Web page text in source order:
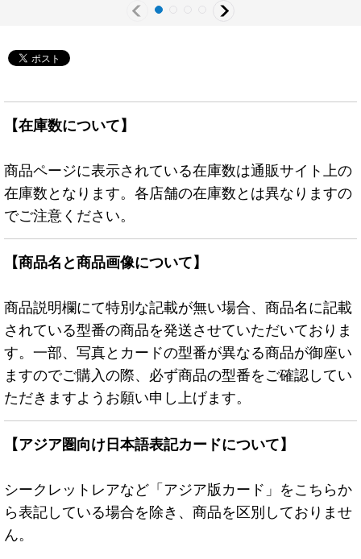
【在庫数について】
商品ページに表示されている在庫数は通販サイト上の
在庫数となります。各店舗の在庫数とは異なりますの
でご注意ください。
【商品名と商品画像について】
商品説明欄にて特別な記載が無い場合、商品名に記載
されている型番の商品を発送させていただいておりま
す。一部、写真とカードの型番が異なる商品が御座い
ますのでご購入の際、必ず商品の型番をご確認してい
ただきますようお願い申し上げます。
【アジア圏向け日本語表記カードについて】
シークレットレアなど「アジア版カード」をこちらか
ら表記している場合を除き、商品を区別しておりませ
ん。